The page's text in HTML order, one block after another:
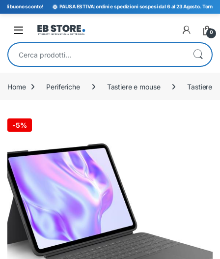
sconto! PAUSA ESTIVA: ordini e spedizioni sospesi dal 6 al 23 Agosto. Torniamo
Open 0
Cerca:
Home Periferiche Tastiere e mouse Tastiere
-5%